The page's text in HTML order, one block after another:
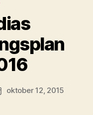
oktober 12, 2015